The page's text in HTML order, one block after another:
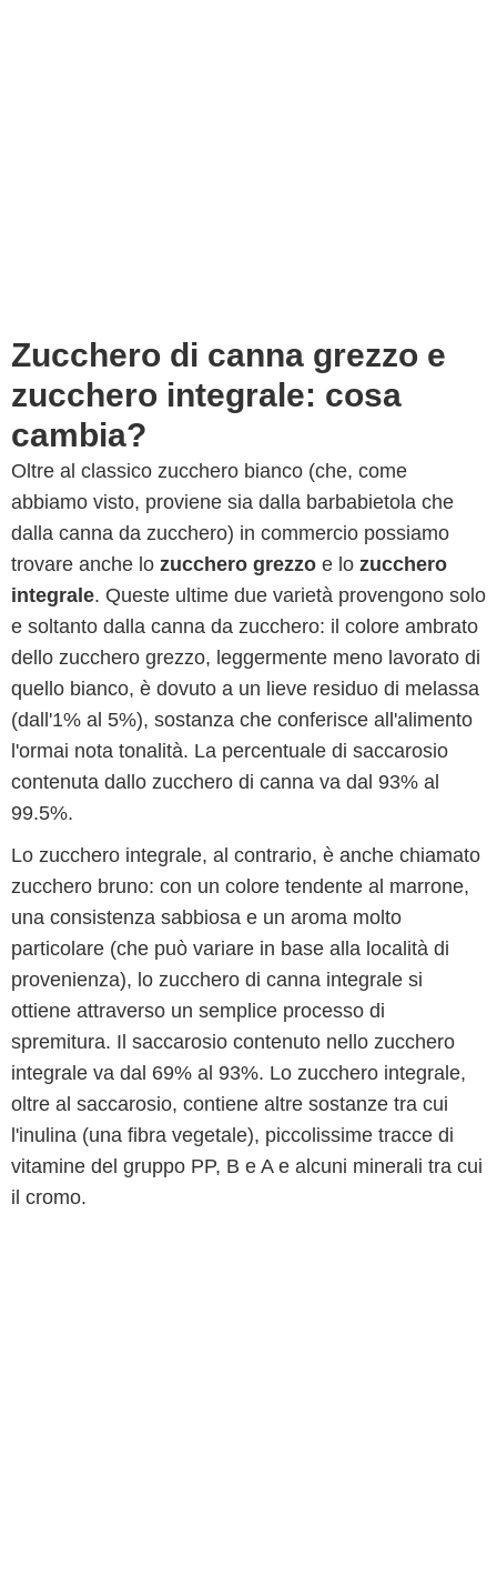
Zucchero di canna grezzo e
zucchero integrale: cosa
cambia?
Oltre al classico zucchero bianco (che, come
abbiamo visto, proviene sia dalla barbabietola che
dalla canna da zucchero) in commercio possiamo
trovare anche lo zucchero grezzo e lo zucchero
integrale. Queste ultime due varietà provengono solo
e soltanto dalla canna da zucchero: il colore ambrato
dello zucchero grezzo, leggermente meno lavorato di
quello bianco, è dovuto a un lieve residuo di melassa
(dall'1% al 5%), sostanza che conferisce all'alimento
l'ormai nota tonalità. La percentuale di saccarosio
contenuta dallo zucchero di canna va dal 93% al
99.5%.
Lo zucchero integrale, al contrario, è anche chiamato
zucchero bruno: con un colore tendente al marrone,
una consistenza sabbiosa e un aroma molto
particolare (che può variare in base alla località di
provenienza), lo zucchero di canna integrale si
ottiene attraverso un semplice processo di
spremitura. Il saccarosio contenuto nello zucchero
integrale va dal 69% al 93%. Lo zucchero integrale,
oltre al saccarosio, contiene altre sostanze tra cui
l'inulina (una fibra vegetale), piccolissime tracce di
vitamine del gruppo PP, B e A e alcuni minerali tra cui
il cromo.